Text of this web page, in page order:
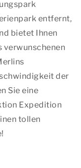
entfernt,
bietet Ihnen
verwunschenen
der
Sie eine
Expedition
tollen